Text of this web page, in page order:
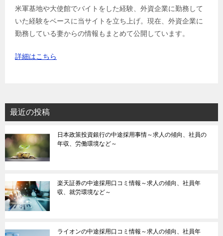
米軍基地や大使館でバイトをした経験、外資企業に勤務して
いた経験をベースに当サイトを立ち上げ。現在、外資企業に
勤務している妻からの情報もまとめて公開しています。
詳細はこちら
最近の投稿
日本政策投資銀行の中途採用事情～求人の傾向、社員の
年収、労働環境など～
楽天証券の中途採用口コミ情報～求人の傾向、社員年
収、就労環境など～
ライオンの中途採用口コミ情報～求人の傾向、社員年